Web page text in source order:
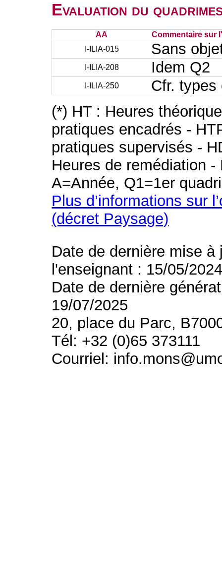
Evaluation du
AA
Commentaire sur
I-ILIA-015
Sans
I-ILIA-208 Idem Q2
I-ILIA-250
Cfr. types
(*) HT : Heures
pratiques encadrés -
pratiques supervisés -
Heures de remédiation
A=Année, Q1=1er
Plus d’informations sur
(décret Paysage)
Date de dernière mise
l'enseignant : 15/05/
Date de dernière
19/07/2025
20, place du Parc,
Tél: +32 (0)65 373111
Courriel: